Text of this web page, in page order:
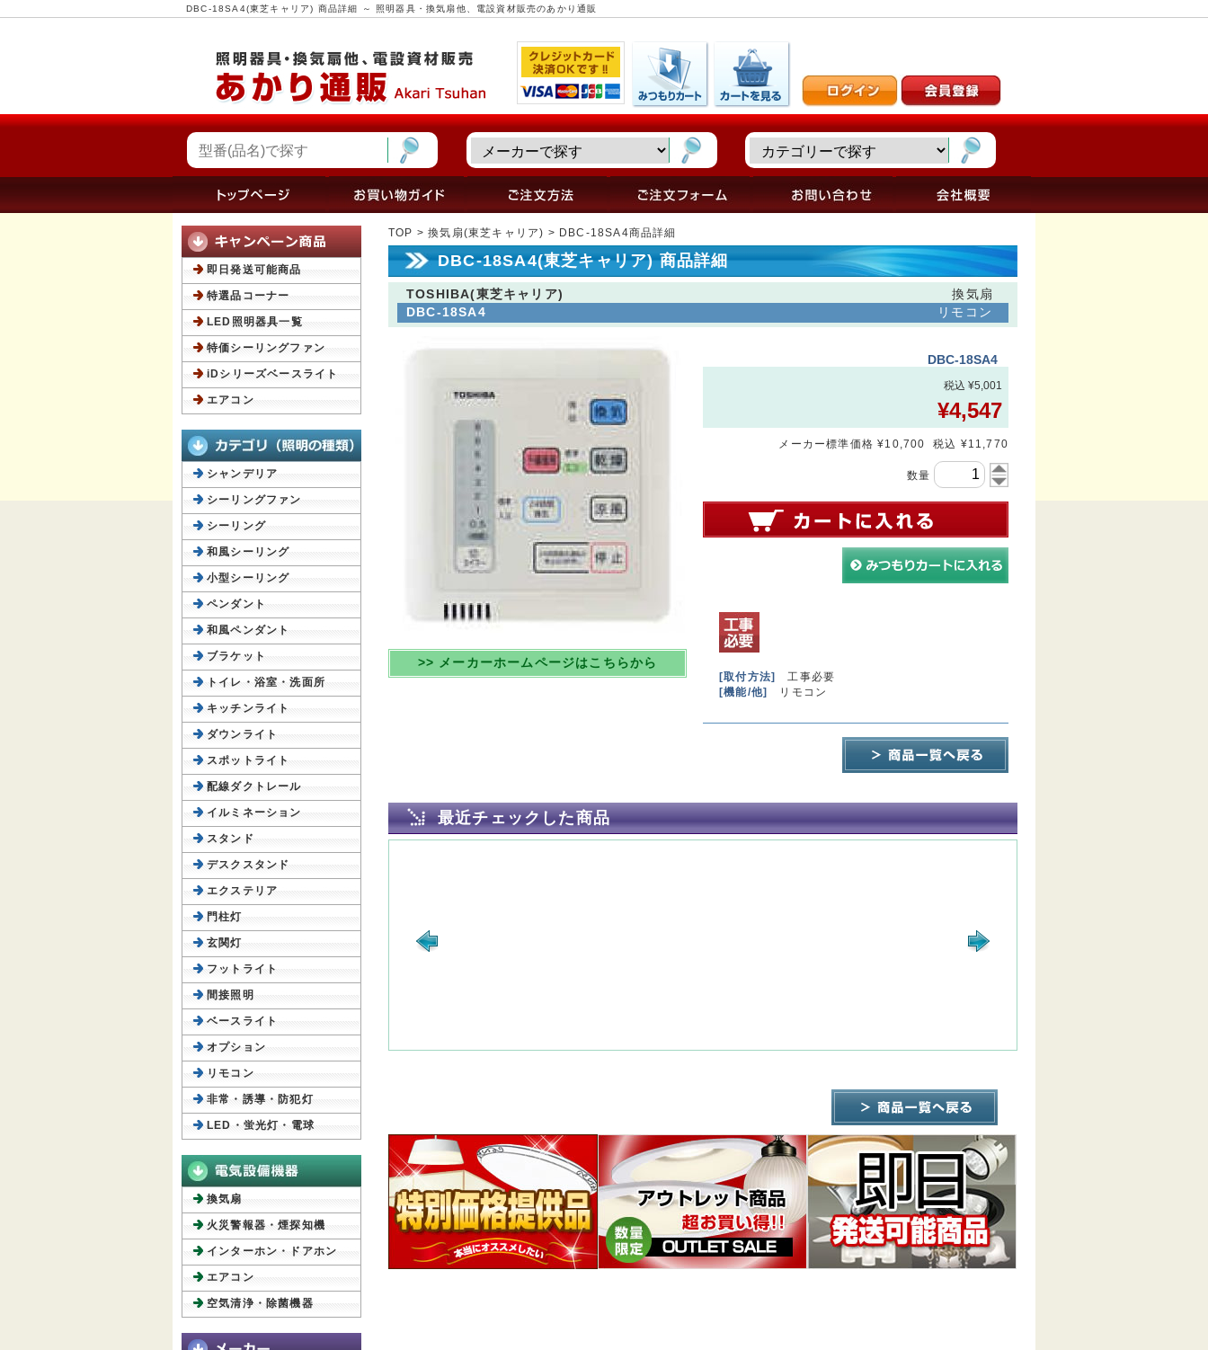
DBC-18SA4(東芝キャリア) 商品詳細 ～ 照明器具・換気扇他、電設資材販売のあかり通販
TOP >換気扇(東芝キャリア) > DBC-18SA4商品詳細
DBC-18SA4(東芝キャリア) 商品詳細
TOSHIBA(東芝キャリア)
換気扇
DBC-18SA4
リモコン
>> メーカーホームページはこちらから
DBC-18SA4
税込 ¥5,001
¥4,547
メーカー標準価格 ¥10,700 税込 ¥11,770
数量
[取付方法]
工事必要
[機能/他]
リモコン
最近チェックした商品
即日発送可能商品
特選品コーナー
LED照明器具一覧
特価シーリングファン
iDシリーズベースライト
エアコン
シャンデリア
シーリングファン
シーリング
和風シーリング
小型シーリング
ペンダント
和風ペンダント
ブラケット
トイレ・浴室・洗面所
キッチンライト
ダウンライト
スポットライト
配線ダクトレール
イルミネーション
スタンド
デスクスタンド
エクステリア
門柱灯
玄関灯
フットライト
間接照明
ベースライト
オプション
リモコン
非常・誘導・防犯灯
LED・蛍光灯・電球
換気扇
火災警報器・煙探知機
インターホン・ドアホン
エアコン
空気清浄・除菌機器